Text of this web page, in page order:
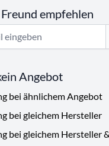
empfehlen
Angebot
bei ähnlichem Angebot
bei gleichem Hersteller
bei gleichem Hersteller